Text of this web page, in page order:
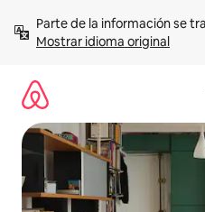
contenidoMostrar idioma original